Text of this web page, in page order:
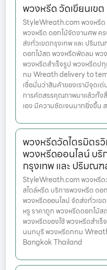
พวงหรีด วัดเขียนเขต
StyleWreath.com พวงหรีด
พวงหรีด ดอกไม้จัดงานศพ ค
ส่งทั่วเขตกรุงเทพ และ ปริม
ดอกไม้สด พวงหรีดพัดลม พว
พวงหรีดสำเร็จรูป พวงหรีด
ทม Wreath delivery to
เชื่อมั่นว่าสินค้าของเรามีจุดเ
การคัดสรรคุณภาพมาแล้วทั้
เอง มีความชัดเจนมากยิ่งขึ้น
พวงหรีดวัดไตรมิตร
พวงหรีดออนไลน์ บริ
กรุงเทพ และ ปริมณฑ
StyleWreath.com พวงหรีด
สไตล์หรีด บริการพวงหรีด ด
พวงหรีดออนไลน์ จัดส่งทั่วเข
หรู ราคาถูก พวงหรีดดอกไม้
พวงหรีดของใช้ พวงหรีดสำเ
นนทบุรี พวงหรีดกทม
Bangkok Thailand